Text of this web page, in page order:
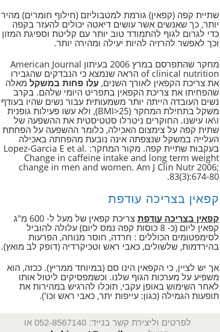
שתיית קפה (קפאין) גורמת למטבוליזם (חילוף חומרים) מהיר
יותר, כך שאנשים אשר עושים דיאטה יכולים להעזר בקפה
כדי לגרום לגוף להתמודד טוב יותר עם קליטת וספיגת המזון
וכך לאפשר להרזיה להיות יעילה ומהירה יותר.
מחקר שהתפרסם במרץ 2006 בעיתון American Journal
of clinical nutrition הראה שנמצא כי הנבדקים שהגבירו
את צריכת הקפאין לאורך השנים, עלו פחות במשקל מאלה
שהפחיתו את צריכת הקפאין בתפריט היומי שלהם. בקרב
נשים העובדה הייתה יותר משמעותית עבור נשים שהיו בעודף
משקל בתחילת המחקר (BMI>25), ולא עשו פעילות גופנית
ו\או עישנו. החוקרים ניטרלו סטטיסטית את ההשפעה של
שתית קפה על צימצום האכילה, כלומר ההשפעה על הפחתת
העלייה במשקל שנצפתה אינה נובעת מהפחתה באכילה
בעקבות שתיית קפה. מקור המחקר: Lopez-Garcia E et al.
Change in caffeine intake and long term weight
change in men and women. Am J Clin Nutr 2006;
83(3):674-80.
קפאין בצריכה עודפת
קפאין בצריכה עודפת צריכת קפאין של מעל ל- 600 מ"ג
קפאין ליום (כ- 8 כוסות קפה נמס ליום) עלולה להוביל
לסימפטומים הכוללים : חרדה, חוסר מנוחה, הפרעות
בהירדמות, שלשולים, כאבי ראש וטכיקרדיה (דופק לב מואץ).
אך יש לציין, כי הקפאין הינו סם (במיוחד ממריץ). ככזה, הוא
משפיע על מערכות הגוף שלנו. וכשמפסיקים ליטול אותו
לאחר השימוש באופן עקבי, תוכלו להרגיש במהירות את
תופעות הגמילה (כגון: עייפות יתר, כאבי ראש וכו').
לפרטים וליצירת קשר בנייד: 052-8567140
או